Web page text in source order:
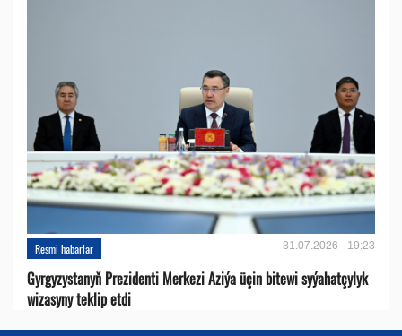
Resmi habarlar 31.07.2026 - 19:23
Gyrgyzystanyň Prezidenti Merkezi Aziýa üçin bitewi syýahatçylyk
wizasyny teklip etdi